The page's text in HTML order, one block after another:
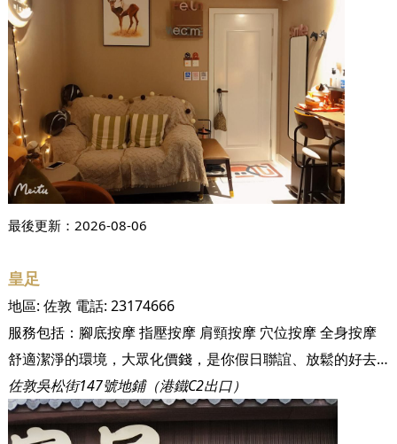
最後更新： 2026-08-06
皇足
地區: 佐敦 電話: 23174666
服務包括： 腳底按摩指壓按摩 肩頸按摩 穴位按摩全身按摩
舒適潔淨的環境，大眾化價錢，是你假日聯誼、放鬆的好去處！
佐敦吳松街147號地鋪（港鐵C2出口）